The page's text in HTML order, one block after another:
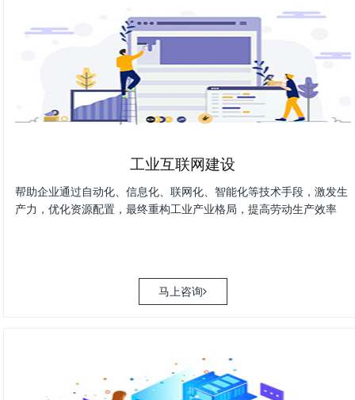
工业互联网建设
帮助企业通过自动化、信息化、联网化、智能化等技术手段，激发生
产力，优化资源配置，最终重构工业产业格局，提高劳动生产效率
马上咨询